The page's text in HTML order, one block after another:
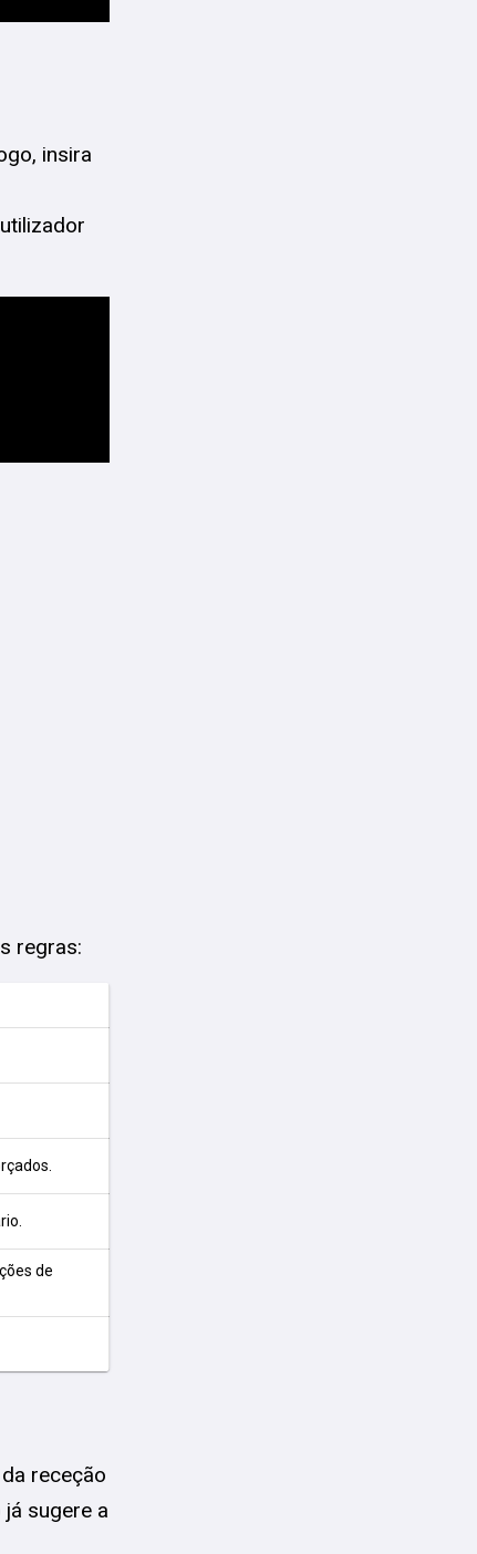
insira
regras:
de
receção
sugere a